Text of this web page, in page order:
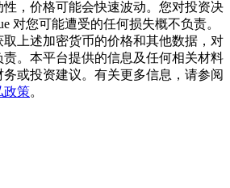
，价格可能会快速波动。您对投资决
对您可能遭受的任何损失概不负责。
上述加密货币的价格和其他数据，对
。本平台提供的信息及任何相关材料
或投资建议。有关更多信息，请参阅
政策。